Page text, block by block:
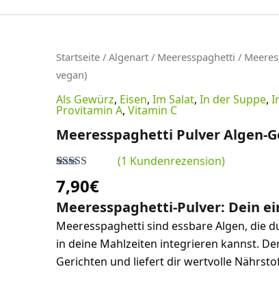
Startseite/ Algenart/ Meeresspaghetti /
vegan)
Als Gewürz, Eisen, Im Salat, In der Suppe,
Provitamin A, Vitamin C
Meeresspaghetti Pulver Algen-
5.00von 5,
Kundenbewertung
(1 Kundenrezension)
7,90€
Meeresspaghetti-Pulver: Dein
Meeresspaghetti sind essbare Algen, die
in deine Mahlzeiten integrieren kannst.
Gerichten und liefert dir wertvolle